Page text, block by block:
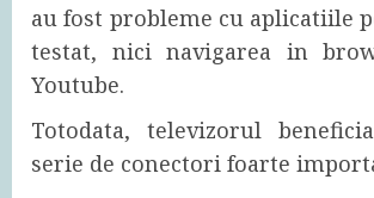
au fost probleme cu aplicatiile
testat, nici navigarea in
Youtube.
Totodata, televizorul
serie de conectori foarte